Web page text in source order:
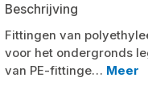
Beschrijving
Fittingen van
voor het ondergronds
van PE-fittinge… Meer